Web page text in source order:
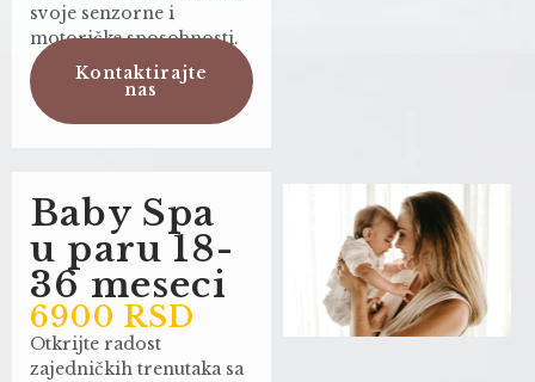
svoje senzorne i
motoričke sposobnosti.
Kontaktirajte
nas
Baby Spa
u paru 18-
36 meseci
6900 RSD
Otkrijte radost
zajedničkih trenutaka sa